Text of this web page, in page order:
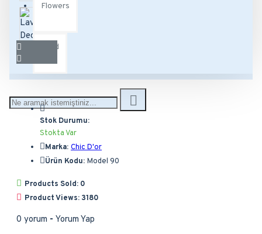
Flowers
Food
Stok Durumu:
Stokta Var
Marka: Chic D'or
Ürün Kodu: Model 90
Products Sold: 0
Product Views: 3180
0 yorum - Yorum Yap